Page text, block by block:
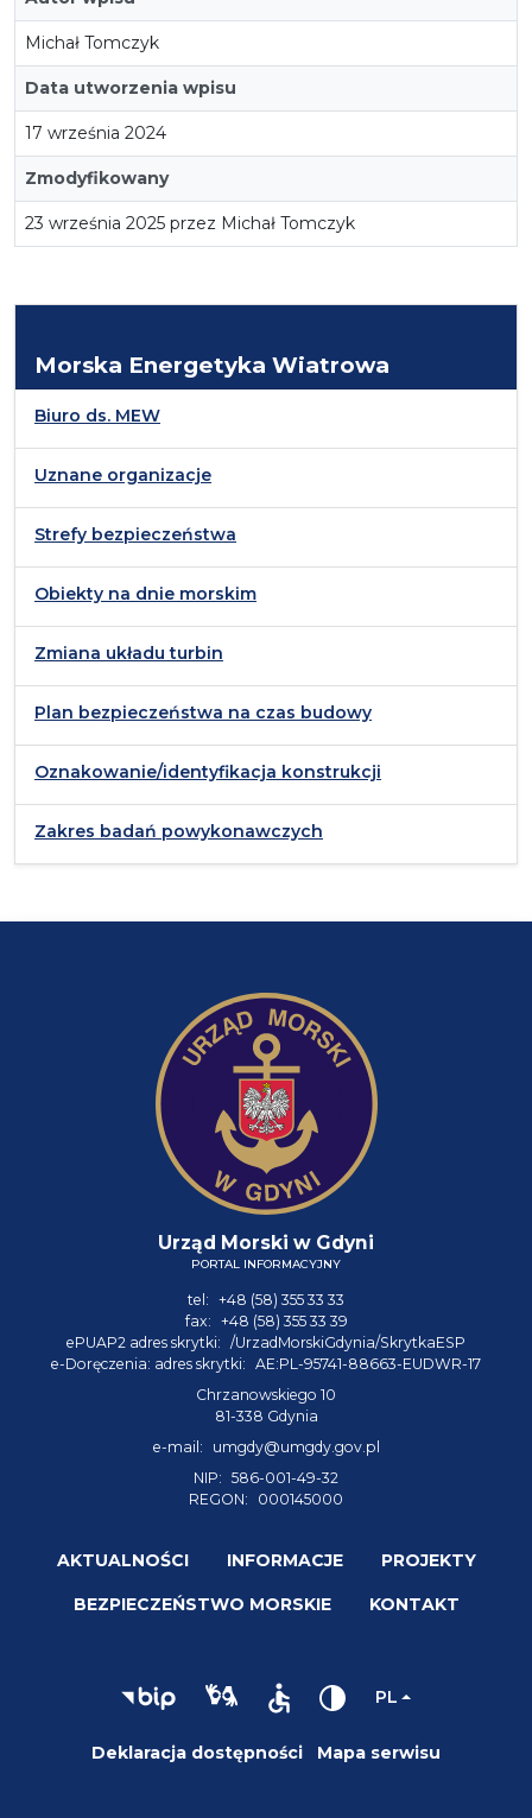
Michał Tomczyk
Data utworzenia wpisu
17 września 2024
Zmodyfikowany
23 września 2025 przez Michał Tomczyk
Morska Energetyka Wiatrowa
Biuro ds. MEW
Uznane organizacje
Strefy bezpieczeństwa
Obiekty na dnie morskim
Zmiana układu turbin
Plan bezpieczeństwa na czas budowy
Oznakowanie/identyfikacja konstrukcji
Zakres badań powykonawczych
Urząd Morski w Gdyni
PORTAL INFORMACYJNY
tel: +48 (58) 355 33 33
fax: +48 (58) 355 33 39
ePUAP2 adres skrytki: /UrzadMorskiGdynia/SkrytkaESP
e-Doręczenia: adres skrytki: AE:PL-95741-88663-EUDWR-17
Chrzanowskiego 10
81-338 Gdynia
e-mail:
umgdy@umgdy.gov.pl
NIP: 586-001-49-32
REGON:
000145000
AKTUALNOŚCI INFORMACJE PROJEKTY
BEZPIECZEŃSTWO MORSKIE KONTAKT
PL
Deklaracja dostępności Mapa serwisu